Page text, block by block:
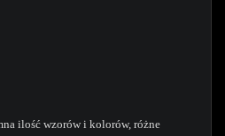
ilość wzorów i kolorów, różne